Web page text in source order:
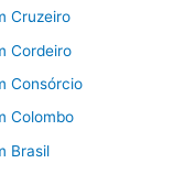
Cruzeiro
Cordeiro
Consórcio
Colombo
Brasil